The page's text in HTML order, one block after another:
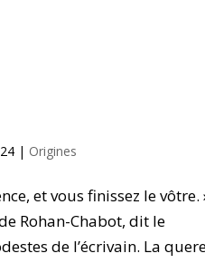
| Origines
et vous finissez le vôtre.
Rohan-Chabot, dit le
de l’écrivain. La